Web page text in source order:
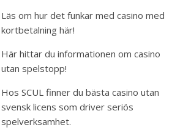
Läs om hur det funkar med casino med
kortbetalning här!
Här hittar du informationen om casino
utan spelstopp!
Hos SCUL finner du bästa casino utan
svensk licens som driver seriös
spelverksamhet.